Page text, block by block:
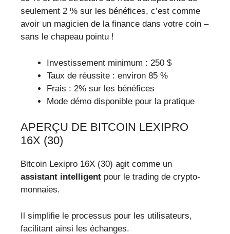
seulement 2 % sur les bénéfices, c’est comme
avoir un magicien de la finance dans votre coin –
sans le chapeau pointu !
Investissement minimum : 250 $
Taux de réussite : environ 85 %
Frais : 2% sur les bénéfices
Mode démo disponible pour la pratique
APERÇU DE BITCOIN LEXIPRO
16X (30)
Bitcoin Lexipro 16X (30) agit comme un
assistant intelligent pour le trading de crypto-
monnaies.
Il simplifie le processus pour les utilisateurs,
facilitant ainsi les échanges.